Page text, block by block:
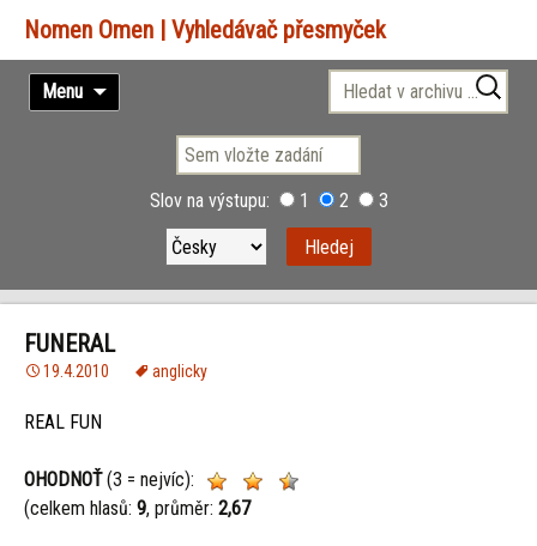
Vyhledávač přesmyček
Menu
Přejít
k
Vyhledávání
Slov na výstupu: 1 2 3
FUNERAL
19.4.2010 anglicky
REAL FUN
OHODNOŤ(3 = nejvíc):
(celkem hlasů: 9, průměr: 2,67